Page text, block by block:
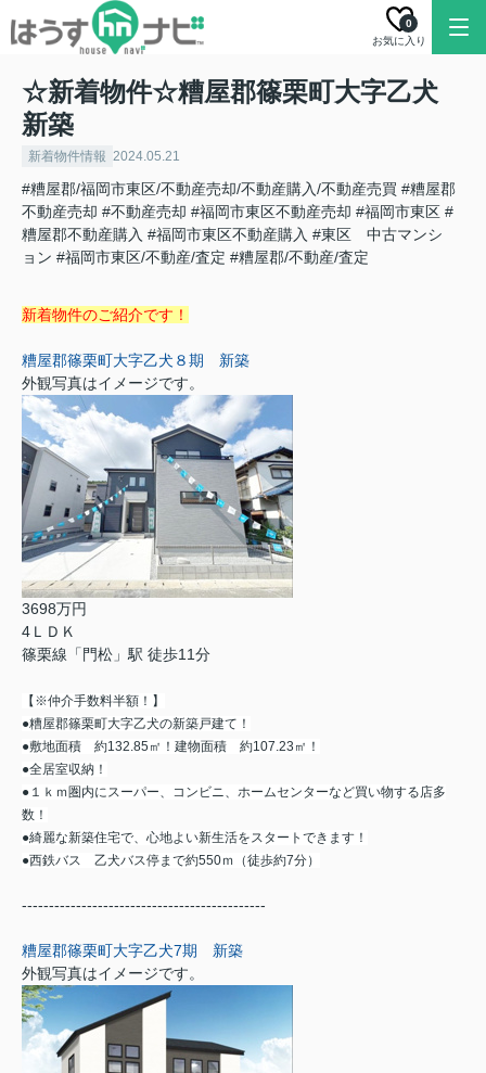
お気に入り
0
☆新着物件☆糟屋郡篠栗町大字乙犬
新築
新着物件情報 2024.05.21
#糟屋郡/福岡市東区/不動産売却/不動産購入/不動産売買 #糟屋郡
不動産売却 #不動産売却 #福岡市東区不動産売却 #福岡市東区 #
糟屋郡不動産購入 #福岡市東区不動産購入 #東区 中古マンシ
ョン #福岡市東区/不動産/査定 #糟屋郡/不動産/査定
新着物件のご紹介です！
糟屋郡篠栗町大字乙犬８期 新築
外観写真はイメージです。
3698万円
4ＬＤＫ
篠栗線「門松」駅 徒歩11分
【※仲介手数料半額！】
●糟屋郡篠栗町大字乙犬の新築戸建て！
●敷地面積 約132.85㎡！建物面積 約107.23㎡！
●全居室収納！
●１ｋｍ圏内にスーパー、コンビニ、ホームセンターなど買い物する店多
数！
●綺麗な新築住宅で、心地よい新生活をスタートできます！
●西鉄バス 乙犬バス停まで約550ｍ（徒歩約7分）
---------------------------------------------
糟屋郡篠栗町大字乙犬7期 新築
外観写真はイメージです。